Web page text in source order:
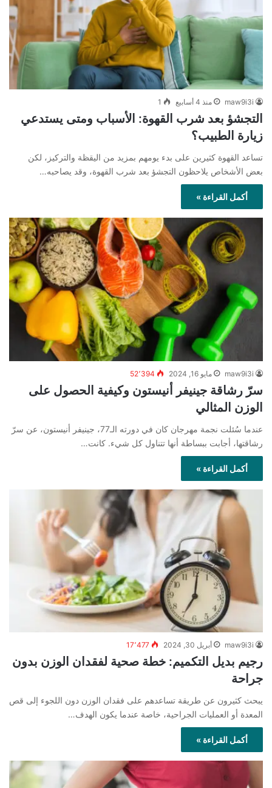
maw9i3i منذ 4 أسابيع 1
التجشؤ بعد شرب القهوة: الأسباب ومتى يستدعي
زيارة الطبيب؟
تساعد القهوة كثيرين على بدء يومهم بمزيد من اليقظة والتركيز، لكن
بعض الأشخاص يلاحظون التجشؤ بعد شرب القهوة، وقد يصاحبه…
أكمل القراءة »
maw9i3i مايو 16, 2024 52٬394
سرّ رشاقة جينيفر أنيستون وكيفية الحصول على
الوزن المثالي
عندما سُئلت نجمة مهرجان كان في دورته الـ77، جينيفر أنيستون، عن سرّ
رشاقتها، أجابت ببساطة أنها تتناول كل شيء. كانت…
أكمل القراءة »
maw9i3i أبريل 30, 2024 17٬477
رجيم بديل التكميم: خطة صحية لفقدان الوزن بدون
جراحة
يبحث كثيرون عن طريقة تساعدهم على فقدان الوزن دون اللجوء إلى قص
المعدة أو العمليات الجراحية، خاصة عندما يكون الهدف…
أكمل القراءة »